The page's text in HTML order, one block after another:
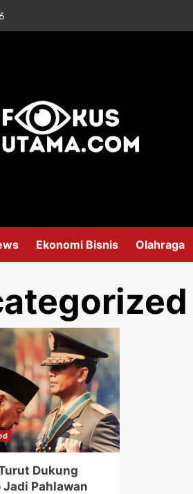
Ekonomi Bisnis Olahraga
Dukung
Jadi Pahlawan